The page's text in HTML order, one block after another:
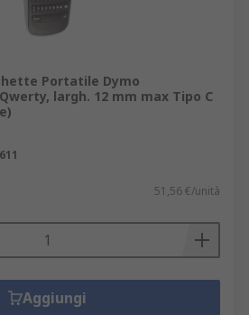
Portatile Dymo
largh. 12 mm max Tipo C
51,56 €/unità
Aggiungi